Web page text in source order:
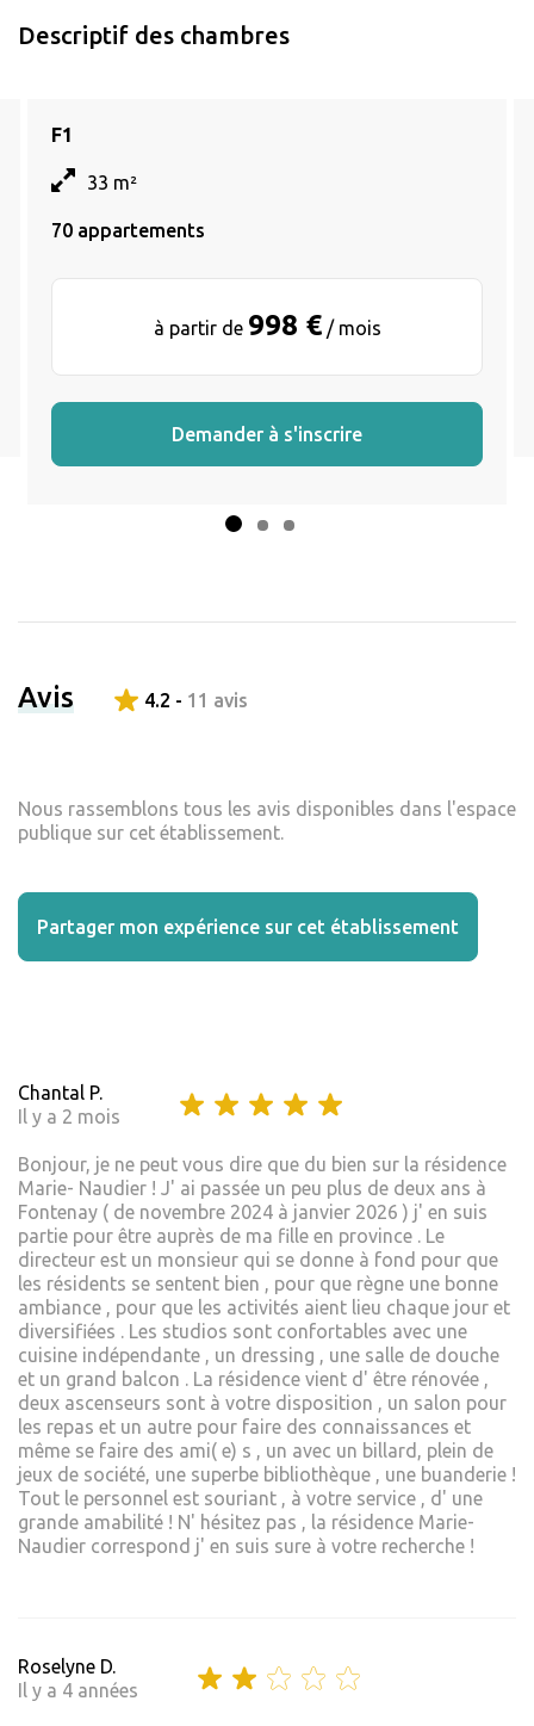
Descriptif des chambres
F1
33 m²
70 appartements
à partir de 998 €/ mois
Demander à s'inscrire
Avis 4.2 - 11 avis
Nous rassemblons tous les avis disponibles dans l'espace
publique sur cet établissement.
Partager mon expérience sur cet établissement
Chantal P.
Il y a 2 mois
Bonjour, je ne peut vous dire que du bien sur la résidence
Marie- Naudier ! J' ai passée un peu plus de deux ans à
Fontenay ( de novembre 2024 à janvier 2026 ) j' en suis
partie pour être auprès de ma fille en province . Le
directeur est un monsieur qui se donne à fond pour que
les résidents se sentent bien , pour que règne une bonne
ambiance , pour que les activités aient lieu chaque jour et
diversifiées . Les studios sont confortables avec une
cuisine indépendante , un dressing , une salle de douche
et un grand balcon . La résidence vient d' être rénovée ,
deux ascenseurs sont à votre disposition , un salon pour
les repas et un autre pour faire des connaissances et
même se faire des ami( e) s , un avec un billard, plein de
jeux de société, une superbe bibliothèque , une buanderie !
Tout le personnel est souriant , à votre service , d' une
grande amabilité ! N' hésitez pas , la résidence Marie-
Naudier correspond j' en suis sure à votre recherche !
Roselyne D.
Il y a 4 années